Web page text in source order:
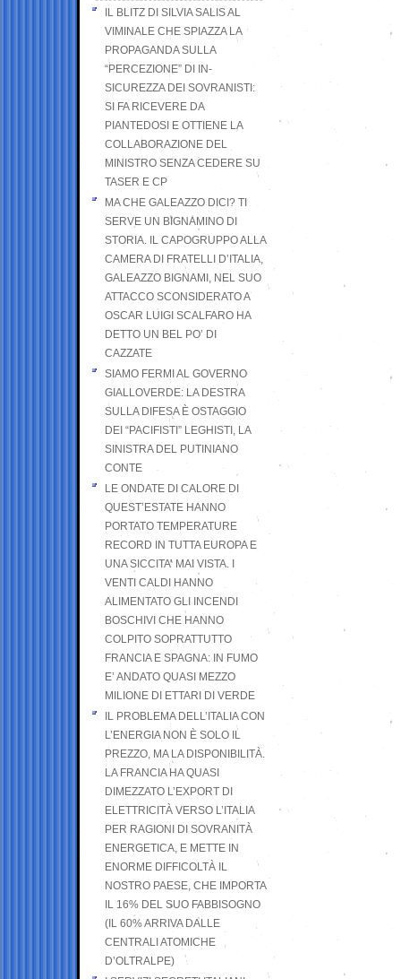
IL BLITZ DI SILVIA SALIS AL
VIMINALE CHE SPIAZZA LA
PROPAGANDA SULLA
“PERCEZIONE” DI IN-
SICUREZZA DEI SOVRANISTI:
SI FA RICEVERE DA
PIANTEDOSI E OTTIENE LA
COLLABORAZIONE DEL
MINISTRO SENZA CEDERE SU
TASER E CP
MA CHE GALEAZZO DICI? TI
SERVE UN BIGNAMINO DI
STORIA. IL CAPOGRUPPO ALLA
CAMERA DI FRATELLI D’ITALIA,
GALEAZZO BIGNAMI, NEL SUO
ATTACCO SCONSIDERATO A
OSCAR LUIGI SCALFARO HA
DETTO UN BEL PO’ DI
CAZZATE
SIAMO FERMI AL GOVERNO
GIALLOVERDE: LA DESTRA
SULLA DIFESA È OSTAGGIO
DEI “PACIFISTI” LEGHISTI, LA
SINISTRA DEL PUTINIANO
CONTE
LE ONDATE DI CALORE DI
QUEST’ESTATE HANNO
PORTATO TEMPERATURE
RECORD IN TUTTA EUROPA E
UNA SICCITA’ MAI VISTA. I
VENTI CALDI HANNO
ALIMENTATO GLI INCENDI
BOSCHIVI CHE HANNO
COLPITO SOPRATTUTTO
FRANCIA E SPAGNA: IN FUMO
E’ ANDATO QUASI MEZZO
MILIONE DI ETTARI DI VERDE
IL PROBLEMA DELL’ITALIA CON
L’ENERGIA NON È SOLO IL
PREZZO, MA LA DISPONIBILITÀ.
LA FRANCIA HA QUASI
DIMEZZATO L’EXPORT DI
ELETTRICITÀ VERSO L’ITALIA
PER RAGIONI DI SOVRANITÀ
ENERGETICA, E METTE IN
ENORME DIFFICOLTÀ IL
NOSTRO PAESE, CHE IMPORTA
IL 16% DEL SUO FABBISOGNO
(IL 60% ARRIVA DALLE
CENTRALI ATOMICHE
D’OLTRALPE)